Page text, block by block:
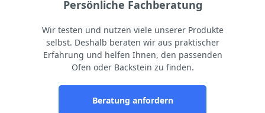
Persönliche Fachberatung
Wir testen und nutzen viele unserer Produkte
selbst. Deshalb beraten wir aus praktischer
Erfahrung und helfen Ihnen, den passenden
Ofen oder Backstein zu finden.
Beratung anfordern